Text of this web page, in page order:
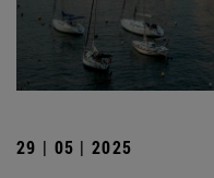
29 | 05 | 2025